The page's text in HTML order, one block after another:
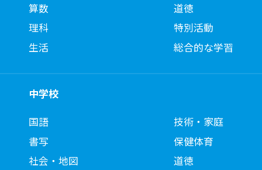
算数
理科
生活
道徳
特別活動
総合的な学習
中学校
国語
書写
社会・地図
技術・家庭
保健体育
道徳